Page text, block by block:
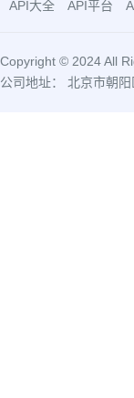
API大全 API平台
Copyright © 2024 All
公司地址： 北京市朝